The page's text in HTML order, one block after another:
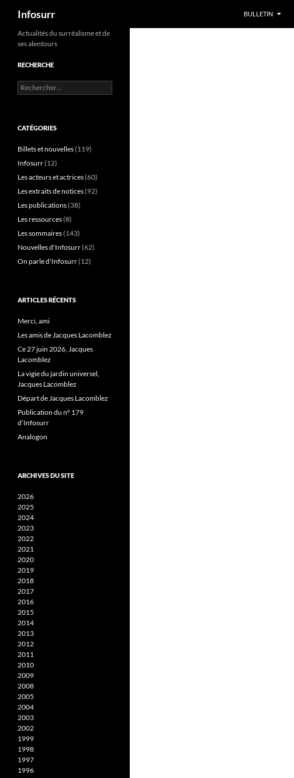
Aller
contenu
Infosurr BULLETIN
Actualités du surréalisme et de
ses alentours
RECHERCHE
Rechercher :
CATÉGORIES
Billets et nouvelles(119)
Infosurr(12)
Les acteurs et actrices(60)
Les extraits de notices(92)
Les publications(38)
Les ressources(8)
Les sommaires(143)
Nouvelles d'Infosurr(62)
On parle d'Infosurr(12)
ARTICLES RÉCENTS
Merci, ami
Les amis de Jacques Lacomblez
Ce 27 juin 2026, Jacques
Lacomblez
La vigie du jardin universel,
Jacques Lacomblez
Départ de Jacques Lacomblez
Publication du n° 179
d’Infosurr
Analogon
ARCHIVES DU SITE
2026
2025
2024
2023
2022
2021
2020
2019
2018
2017
2016
2015
2014
2013
2012
2011
2010
2009
2008
2005
2004
2003
2002
1999
1998
1997
1996